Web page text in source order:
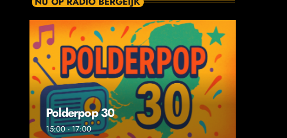
Polderpop 30
15:00 - 17:00